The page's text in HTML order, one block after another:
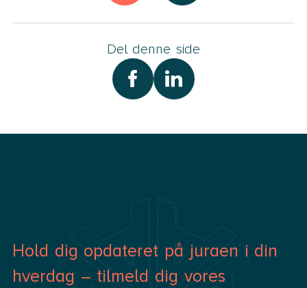
Del denne side
Hold dig opdateret på juraen i din
hverdag – tilmeld dig vores